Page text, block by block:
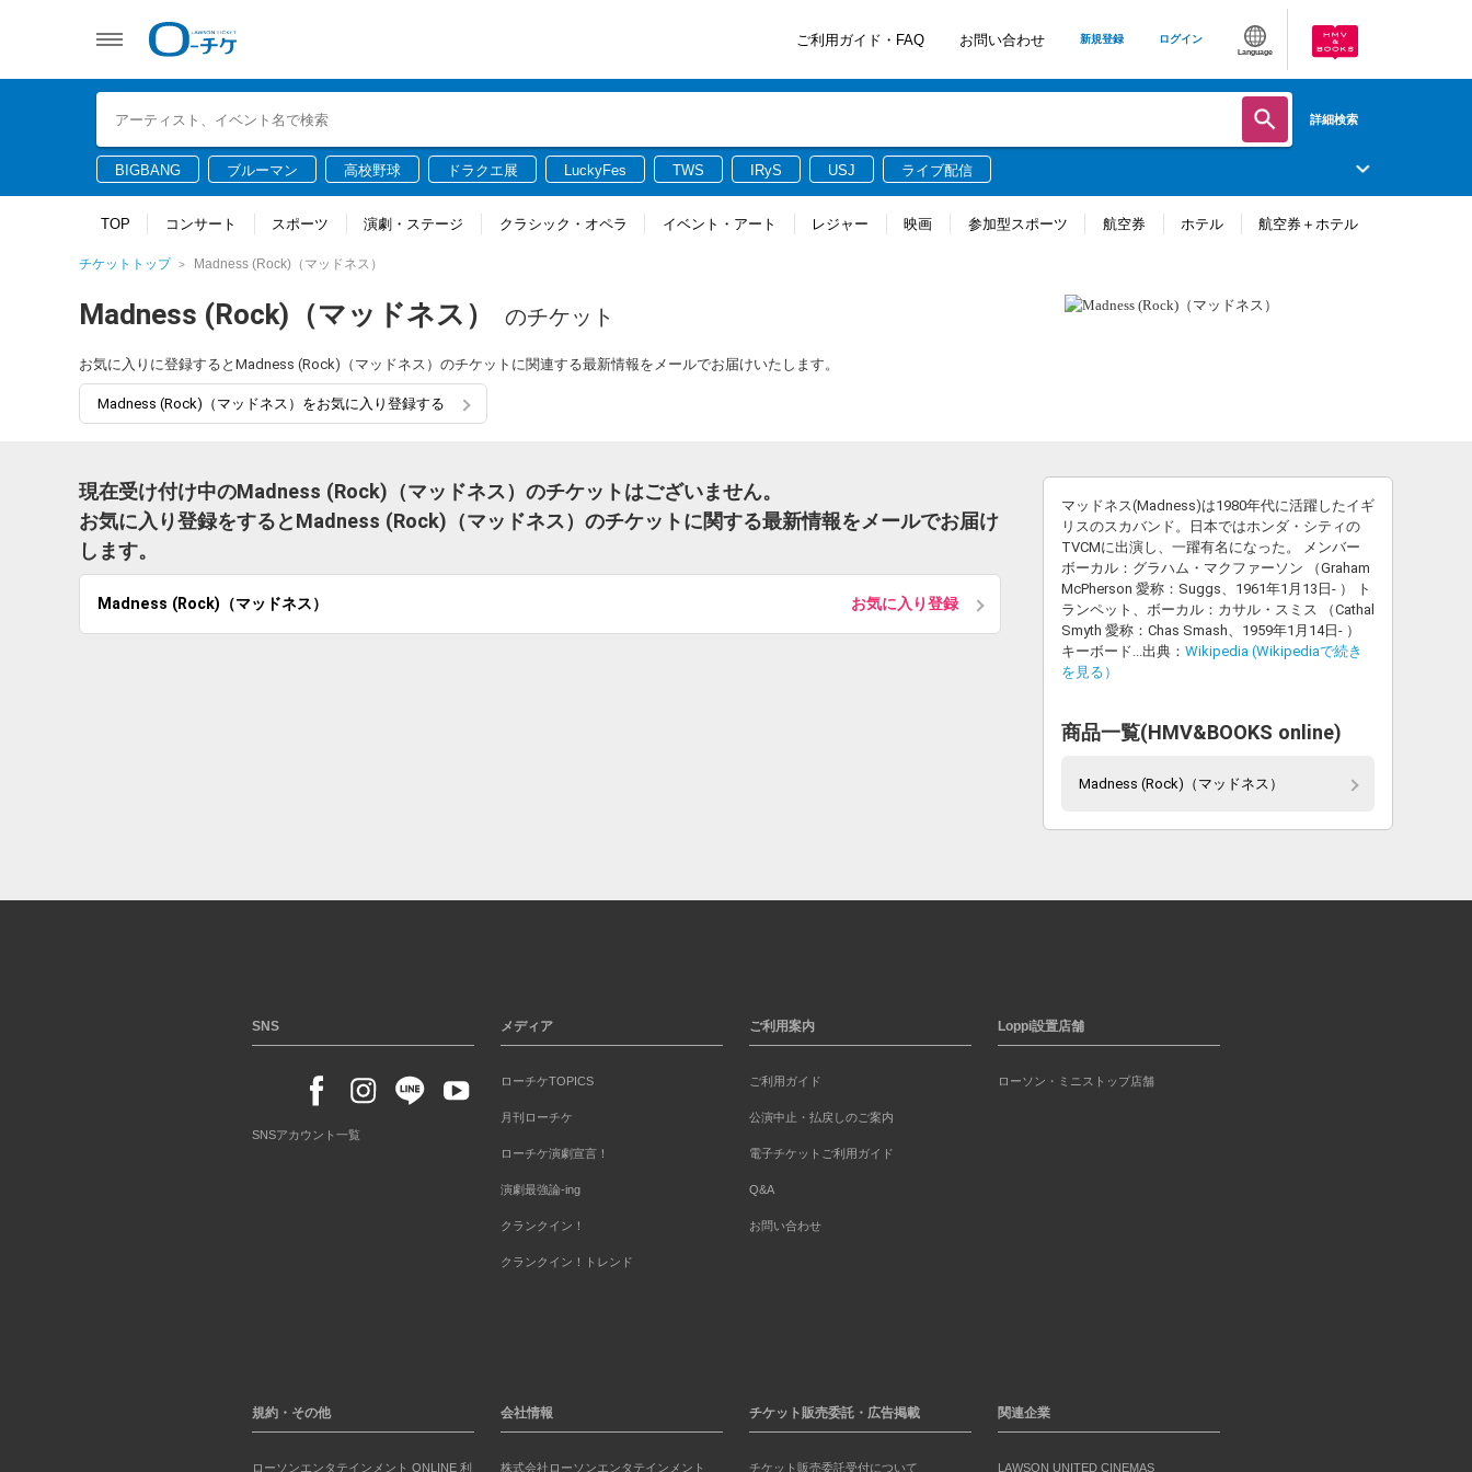
ご利用ガイド・FAQ お問い合わせ 新規登録 ログイン
Language
詳細検索
BIGBANG ブルーマン 高校野球 ドラクエ展 LuckyFes TWS IRyS USJ ライブ配信
TOP コンサート スポーツ 演劇・ステージ クラシック・オペラ イベント・アート レジャー 映画 参加型スポーツ 航空券 ホテル 航空券＋ホテル
チケットトップ Madness (Rock)（マッドネス）
Madness (Rock)（マッドネス） のチケット
お気に入りに登録するとMadness (Rock)（マッドネス）のチケットに関連する最新情報をメールでお届けいたします。
Madness (Rock)（マッドネス）をお気に入り登録する
現在受け付け中のMadness (Rock)（マッドネス）のチケットはございません。
お気に入り登録をするとMadness (Rock)（マッドネス）のチケットに関する最新情報をメールでお届け
します。
Madness (Rock)（マッドネス） お気に入り登録
マッドネス(Madness)は1980年代に活躍したイギ
リスのスカバンド。日本ではホンダ・シティの
TVCMに出演し、一躍有名になった。 メンバー
ボーカル：グラハム・マクファーソン （Graham
McPherson 愛称：Suggs、1961年1月13日- ） ト
ランペット、ボーカル：カサル・スミス （Cathal
Smyth 愛称：Chas Smash、1959年1月14日- ）
キーボード...出典： Wikipedia (Wikipediaで続き
を見る）
商品一覧(HMV&BOOKS online)
Madness (Rock)（マッドネス）
SNS
SNSアカウント一覧
メディア
ローチケTOPICS
月刊ローチケ
ローチケ演劇宣言！
演劇最強論-ing
クランクイン！
クランクイン！トレンド
ご利用案内
ご利用ガイド
公演中止・払戻しのご案内
電子チケットご利用ガイド
Q&A
お問い合わせ
Loppi設置店舗
ローソン・ミニストップ店舗
規約・その他
ローソンエンタテインメント ONLINE 利
会社情報
株式会社ローソンエンタテインメント
チケット販売委託・広告掲載
チケット販売委託受付について
関連企業
LAWSON UNITED CINEMAS